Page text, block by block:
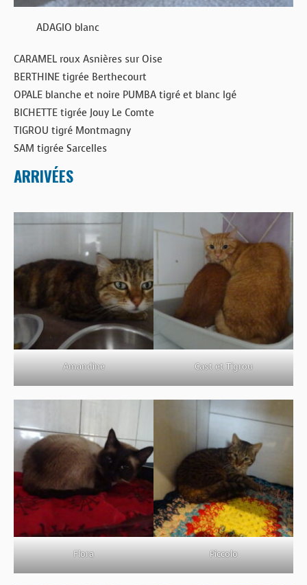
ADAGIO blanc
CARAMEL roux Asnières sur Oise
BERTHINE tigrée Berthecourt
OPALE blanche et noire PUMBA tigré et blanc Igé
BICHETTE tigrée Jouy Le Comte
TIGROU tigré Montmagny
SAM tigrée Sarcelles
ARRIVÉES
Amandine Cast et Tigrou
Flora Piccolo